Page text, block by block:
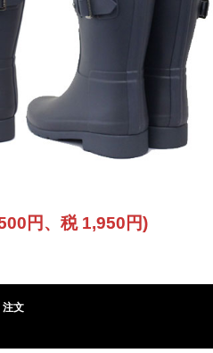
円、税 1,950円)
注文